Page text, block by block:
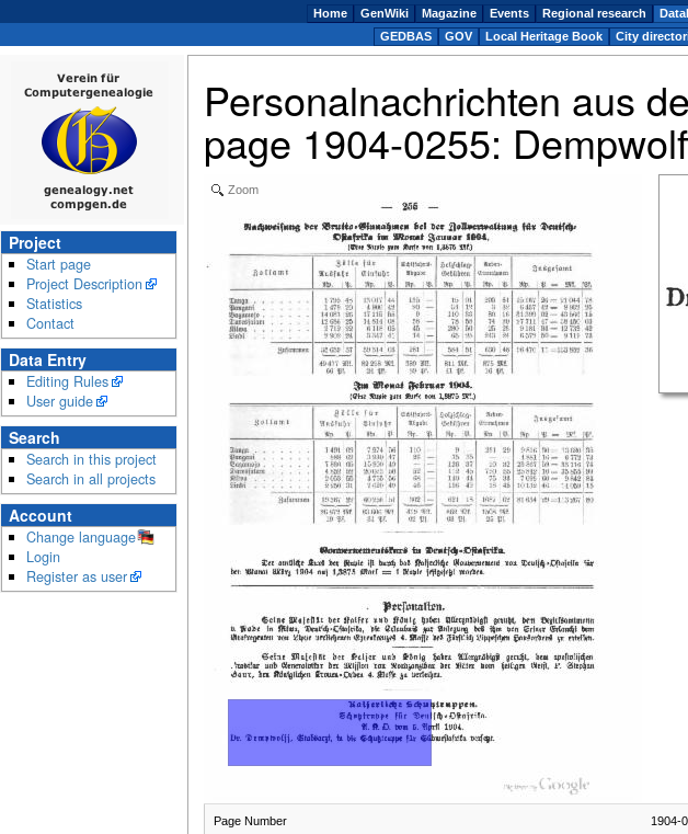
Personalnachrichten aus
page 1904-0255:
Zoom
Page Number 1904-
Project
Start page
Project Description
Statistics
Contact
Data Entry
Editing Rules
User guide
Search
Search in this project
Search in all projects
Account
Change language
Login
Register as user
Home GenWiki Magazine Events Regional research
GEDBAS
GOV Local Heritage Book City